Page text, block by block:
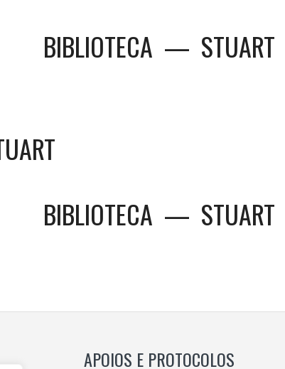
BIBLIOTECA — STUART
BIBLIOTECA — STUART
APOIOS E PROTOCOLOS